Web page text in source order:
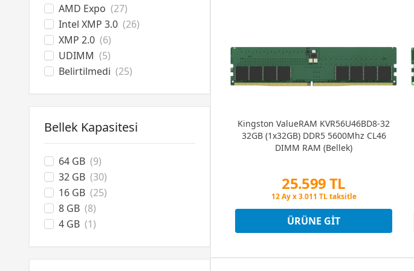
AMD Expo (27)
Intel XMP 3.0 (26)
XMP 2.0 (6)
UDIMM (5)
Belirtilmedi (25)
Bellek Kapasitesi
64 GB (9)
32 GB (30)
16 GB (25)
8 GB (8)
4 GB (1)
Kingston ValueRAM KVR56U46BD8-32
32GB (1x32GB) DDR5 5600Mhz CL46
DIMM RAM (Bellek)
25.599 TL
Peşin Fiyatına 3 Taksit
Peşin Fiyatına 3 Taksit
ÜRÜNE GIT